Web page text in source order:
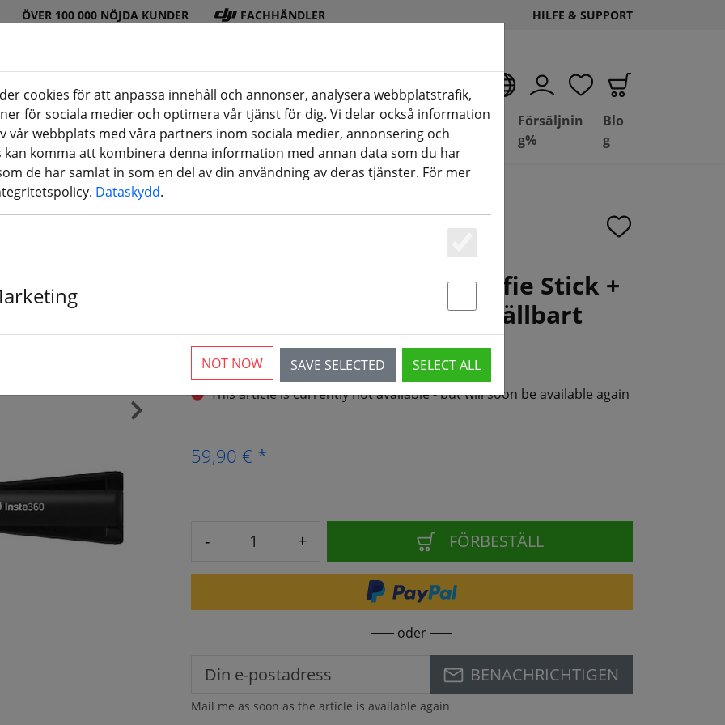
ÖVER 100 000 NÖJDA KUNDER FACHHÄNDLER HILFE & SUPPORT
DJI
butik
Batteri
er
Propell
er
Tillbeh
ör
3D-
utskrifter(aktuelle Seite)
Deal
Depot
Basil
Försäljnin
g%
Blo
g
Insta360 One / One X - Selfie Stick +
Bullet Time Handtag hopfällbart
stativ
›
This article is currently not available - but will soon be available again
59,90 € *
- + FÖRBESTÄLL
oder
BENACHRICHTIGEN
Mail me as soon as the article is available again
cookies för att anpassa innehåll och annonser, analysera webbplatstrafik,
för sociala medier och optimera vår tjänst för dig. Vi delar också information
vår webbplats med våra partners inom sociala medier, annonsering och
kan komma att kombinera denna information med annan data som du har
de har samlat in som en del av din användning av deras tjänster. För mer
Dataskydd.
Statstik & Marketing
SAVE SELECTED SELECT ALL
NOT NOW